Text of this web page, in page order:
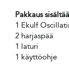
Pakkaus
1 Ekulf
2 harjaspää
1 laturi
1 käyttöohje